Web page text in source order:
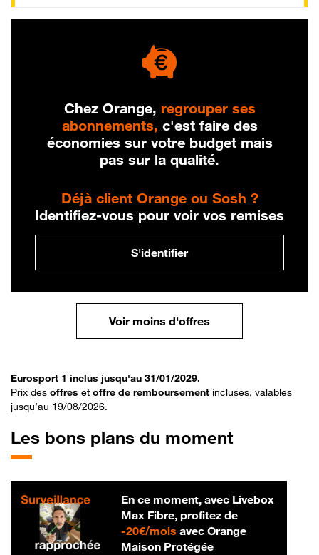
Chez Orange, regrouper ses
abonnements, c'est faire des
économies sur votre budget mais
pas sur la qualité.
Déjà client Orange ou Sosh ?
Identifiez-vous pour voir vos remises
S'identifier
Voir moins d'offres
Eurosport 1 inclus jusqu'au 31/01/2029.
Prix des offres et offre de remboursement incluses, valables
jusqu’au 19/08/2026.
Les bons plans du moment
En ce moment, avec Livebox
Max Fibre, profitez de
-20€/mois20 € par mois
avec Orange
Maison Protégée